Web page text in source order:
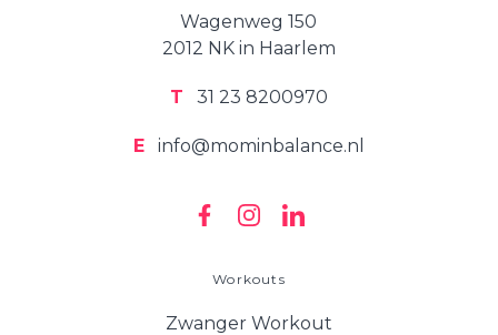
Wagenweg 150
2012 NK in Haarlem
T 31 23 8200970
E info@mominbalance.nl
Workouts
Zwanger Workout